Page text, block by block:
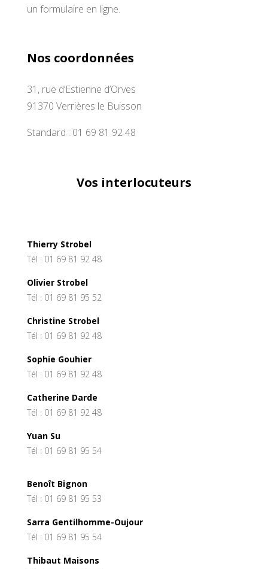
un formulaire en ligne.
Nos coordonnées
31, rue d’Estienne d’Orves
91370 Verrières le Buisson
Standard : 01 69 81 92 48
Vos interlocuteurs
Thierry Strobel
Tél : 01 69 81 92 48
Olivier Strobel
Tél : 01 69 81 95 52
Christine Strobel
Tél : 01 69 81 92 48
Sophie Gouhier
Tél : 01 69 81 92 48
Catherine Darde
Tél : 01 69 81 92 48
Yuan Su
Tél : 01 69 81 95 54
Benoît Bignon
Tél : 01 69 81 95 53
Sarra Gentilhomme-Oujour
Tél : 01 69 81 95 54
Thibaut Maisons